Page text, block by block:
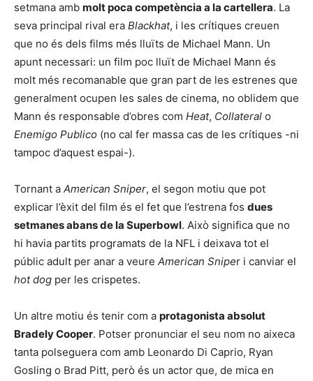
setmana amb molt poca competència a la cartellera. La
seva principal rival era Blackhat, i les crítiques creuen
que no és dels films més lluïts de Michael Mann. Un
apunt necessari: un film poc lluït de Michael Mann és
molt més recomanable que gran part de les estrenes que
generalment ocupen les sales de cinema, no oblidem que
Mann és responsable d’obres com Heat, Collateral o
Enemigo Publico (no cal fer massa cas de les crítiques -ni
tampoc d’aquest espai-).
Tornant a American Sniper, el segon motiu que pot
explicar l’èxit del film és el fet que l’estrena fos dues
setmanes abans de la Superbowl. Això significa que no
hi havia partits programats de la NFL i deixava tot el
públic adult per anar a veure American Sniper i canviar el
hot dog per les crispetes.
Un altre motiu és tenir com a protagonista absolut
Bradely Cooper. Potser pronunciar el seu nom no aixeca
tanta polseguera com amb Leonardo Di Caprio, Ryan
Gosling o Brad Pitt, però és un actor que, de mica en